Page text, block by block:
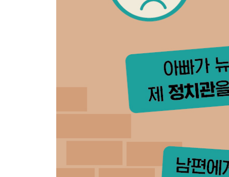
표면적 대화 넘어서기
STEP6 벽을 뚫는 대화 시작하기
막혔던 대화 되살리기
미루지 말고 당장 시작하라